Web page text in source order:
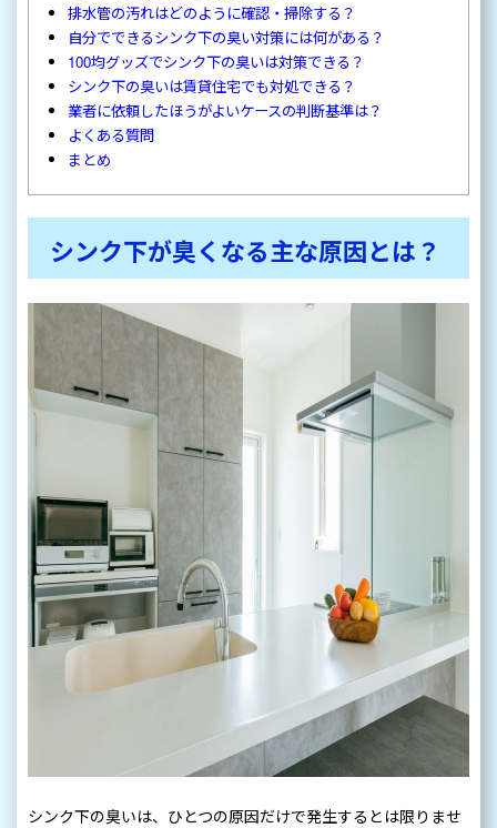
排水管の汚れはどのように確認・掃除する？
自分でできるシンク下の臭い対策には何がある？
100均グッズでシンク下の臭いは対策できる？
シンク下の臭いは賃貸住宅でも対処できる？
業者に依頼したほうがよいケースの判断基準は？
よくある質問
まとめ
シンク下が臭くなる主な原因とは？
シンク下の臭いは、ひとつの原因だけで発生するとは限りませ